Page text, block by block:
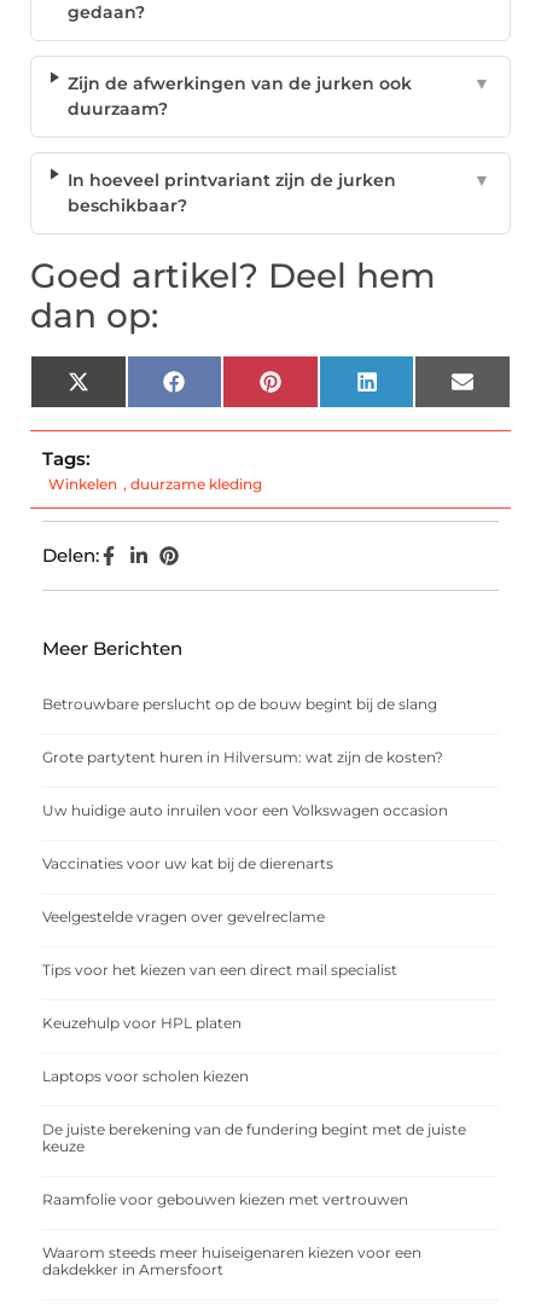
gedaan?
Zijn de afwerkingen van de jurken ook
duurzaam?
▼
In hoeveel printvariant zijn de jurken
beschikbaar?
▼
Goed artikel? Deel hem
dan op:
X
(Twitter)
Facebook Pinterest LinkedIn Email
Tags:
Winkelen , duurzame kleding
Delen:
Meer Berichten
Betrouwbare perslucht op de bouw begint bij de slang
Grote partytent huren in Hilversum: wat zijn de kosten?
Uw huidige auto inruilen voor een Volkswagen occasion
Vaccinaties voor uw kat bij de dierenarts
Veelgestelde vragen over gevelreclame
Tips voor het kiezen van een direct mail specialist
Keuzehulp voor HPL platen
Laptops voor scholen kiezen
De juiste berekening van de fundering begint met de juiste
keuze
Raamfolie voor gebouwen kiezen met vertrouwen
Waarom steeds meer huiseigenaren kiezen voor een
dakdekker in Amersfoort